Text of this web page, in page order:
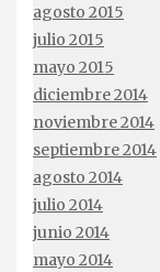
agosto 2015
julio 2015
mayo 2015
diciembre 2014
noviembre 2014
septiembre 2014
agosto 2014
julio 2014
junio 2014
mayo 2014